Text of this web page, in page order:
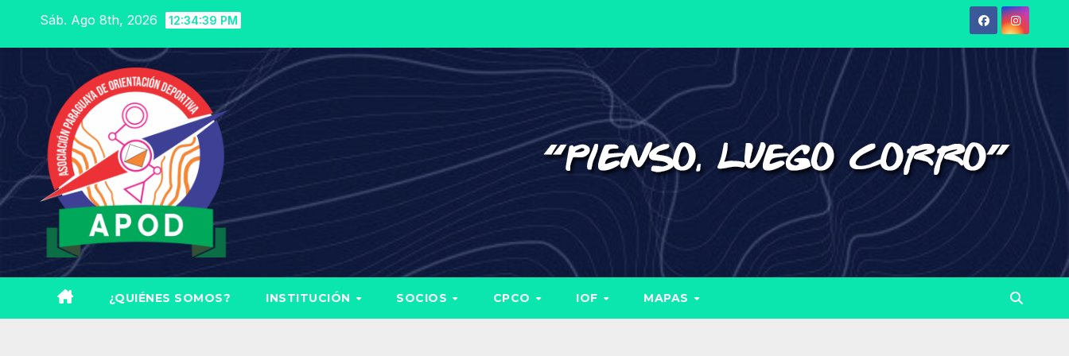
Sáb. Ago 8th, 2026 12:34:40 PM
¿QUIÉNES SOMOS? INSTITUCIÓN SOCIOS CPCO IOF MAPAS